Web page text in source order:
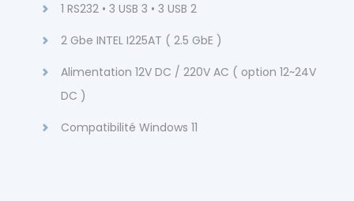
1 RS232 • 3 USB 3 • 3 USB 2
2 Gbe INTEL I225AT ( 2.5 GbE )
Alimentation 12V DC / 220V AC ( option 12~24V
DC )
Compatibilité Windows 11